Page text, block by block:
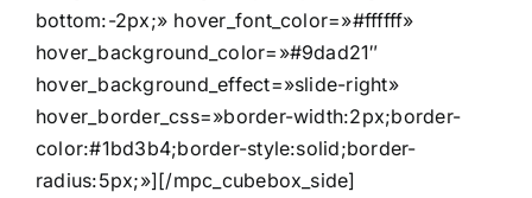
bottom:-2px;» hover_font_color=»#ffffff»
hover_background_color=»#9dad21″
hover_background_effect=»slide-right»
hover_border_css=»border-width:2px;border-
color:#1bd3b4;border-style:solid;border-
radius:5px;»][/mpc_cubebox_side]